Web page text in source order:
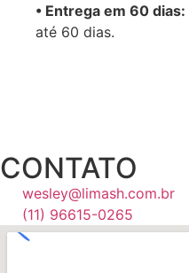
•⁠ Entrega em 60 dias:
até 60 dias.
CONTATO
wesley@limash.com.br
(11) 96615-0265